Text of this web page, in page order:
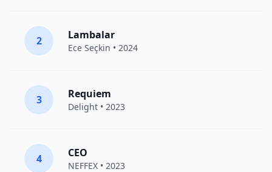
2 Lambalar
Ece Seçkin • 2024
3 Requiem
Delight • 2023
4 CEO
NEFFEX • 2023